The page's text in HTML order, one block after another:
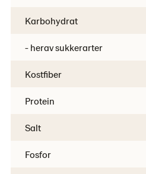
Karbohydrat
- herav sukkerarter
Kostfiber
Protein
Salt
Fosfor